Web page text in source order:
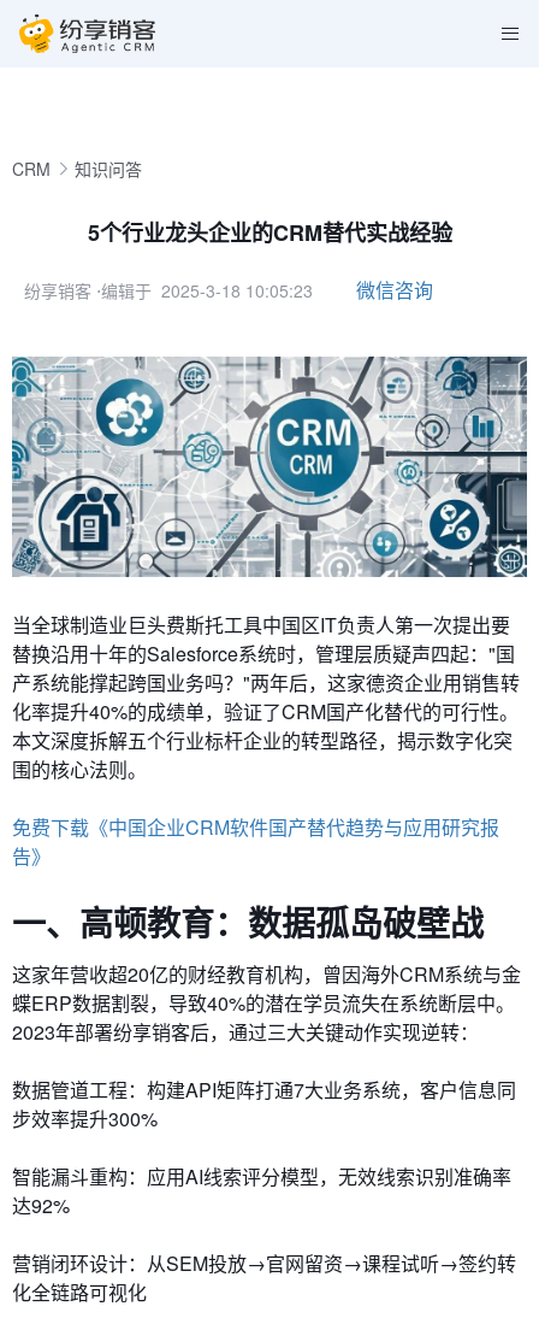
CRM 知识问答
5个行业龙头企业的CRM替代实战经验
纷享销客 ⋅编辑于 2025-3-18 10:05:23 微信咨询
当全球制造业巨头费斯托工具中国区IT负责人第一次提出要
替换沿用十年的Salesforce系统时，管理层质疑声四起："国
产系统能撑起跨国业务吗？"两年后，这家德资企业用销售转
化率提升40%的成绩单，验证了CRM国产化替代的可行性。
本文深度拆解五个行业标杆企业的转型路径，揭示数字化突
围的核心法则。
免费下载《中国企业CRM软件国产替代趋势与应用研究报
告》
一、高顿教育：数据孤岛破壁战
这家年营收超20亿的财经教育机构，曾因海外CRM系统与金
蝶ERP数据割裂，导致40%的潜在学员流失在系统断层中。
2023年部署纷享销客后，通过三大关键动作实现逆转：
​数据管道工程：构建API矩阵打通7大业务系统，客户信息同
步效率提升300%
​智能漏斗重构：应用AI线索评分模型，无效线索识别准确率
达92%
​营销闭环设计：从SEM投放→官网留资→课程试听→签约转
化全链路可视化